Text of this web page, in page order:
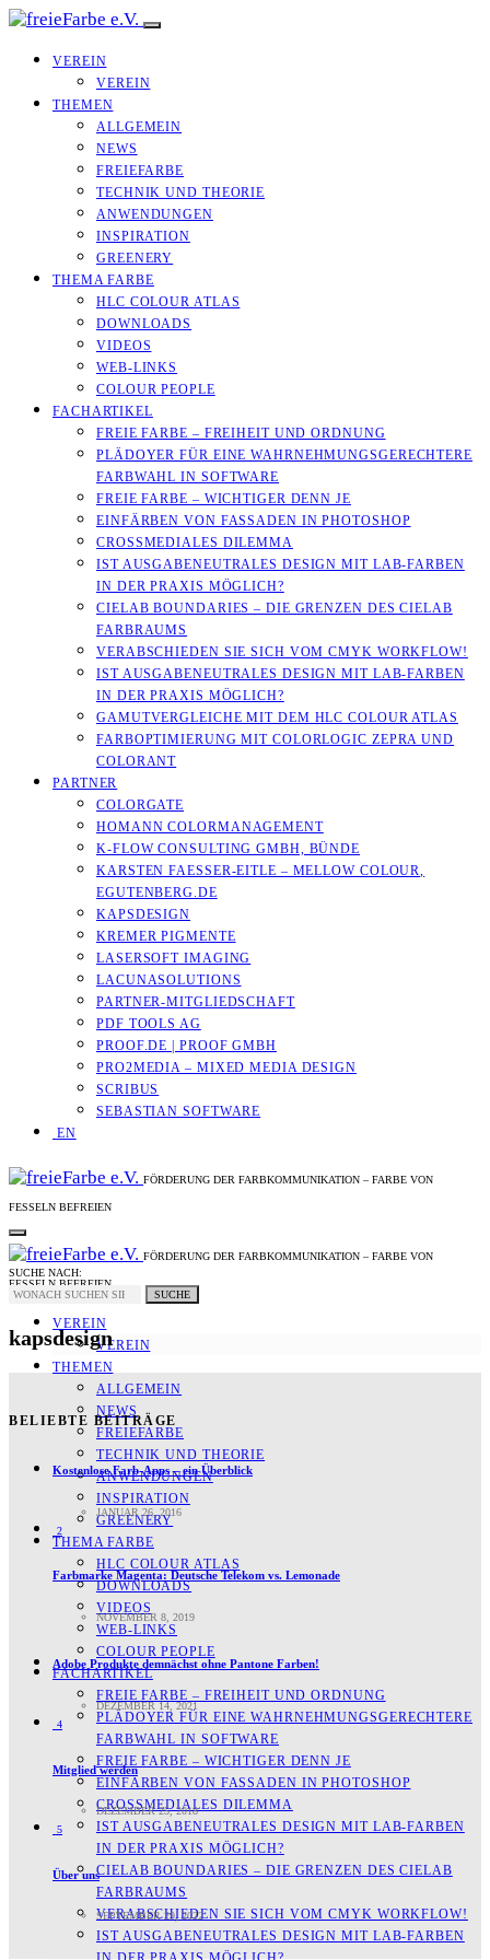
VEREIN
VEREIN
THEMEN
ALLGEMEIN
NEWS
FREIEFARBE
TECHNIK UND THEORIE
ANWENDUNGEN
INSPIRATION
GREENERY
THEMA FARBE
HLC COLOUR ATLAS
DOWNLOADS
VIDEOS
WEB-LINKS
COLOUR PEOPLE
FACHARTIKEL
FREIE FARBE – FREIHEIT UND ORDNUNG
PLÄDOYER FÜR EINE WAHRNEHMUNGS­­GERECHTERE
FARBWAHL IN SOFTWARE
FREIE FARBE – WICHTIGER DENN JE
EINFÄRBEN VON FASSADEN IN PHOTOSHOP
CROSSMEDIALES DILEMMA
IST AUSGABENEUTRALES DESIGN MIT LAB-FARBEN
IN DER PRAXIS MÖGLICH?
CIELAB BOUNDARIES – DIE GRENZEN DES CIELAB
FARBRAUMS
VERABSCHIEDEN SIE SICH VOM CMYK WORKFLOW!
IST AUSGABENEUTRALES DESIGN MIT LAB-FARBEN
IN DER PRAXIS MÖGLICH?
GAMUTVERGLEICHE MIT DEM HLC COLOUR ATLAS
FARBOPTIMIERUNG MIT COLORLOGIC ZEPRA UND
COLORANT
PARTNER
COLORGATE
HOMANN COLORMANAGEMENT
K-FLOW CONSULTING GMBH, BÜNDE
KARSTEN FAESSER-EITLE – MELLOW COLOUR, E
GUTENBERG.DE
KAPSDESIGN
KREMER PIGMENTE
LASERSOFT IMAGING
LACUNASOLUTIONS
PARTNER-MITGLIEDSCHAFT
PDF TOOLS AG
PROOF.DE | PROOF GMBH
PRO2MEDIA – MIXED MEDIA DESIGN
SCRIBUS
SEBASTIAN SOFTWARE
EN
FÖRDERUNG DER FARBKOMMUNIKATION – FARBE VON
FESSELN BEFREIEN
FÖRDERUNG DER FARBKOMMUNIKATION – FARBE VON
FESSELN BEFREIEN
VEREIN
VEREIN
THEMEN
ALLGEMEIN
NEWS
FREIEFARBE
TECHNIK UND THEORIE
ANWENDUNGEN
INSPIRATION
GREENERY
THEMA FARBE
HLC COLOUR ATLAS
DOWNLOADS
VIDEOS
WEB-LINKS
COLOUR PEOPLE
FACHARTIKEL
FREIE FARBE – FREIHEIT UND ORDNUNG
PLÄDOYER FÜR EINE WAHRNEHMUNGS­­GERECHTERE
FARBWAHL IN SOFTWARE
FREIE FARBE – WICHTIGER DENN JE
EINFÄRBEN VON FASSADEN IN PHOTOSHOP
CROSSMEDIALES DILEMMA
IST AUSGABENEUTRALES DESIGN MIT LAB-FARBEN
IN DER PRAXIS MÖGLICH?
CIELAB BOUNDARIES – DIE GRENZEN DES CIELAB
FARBRAUMS
VERABSCHIEDEN SIE SICH VOM CMYK WORKFLOW!
IST AUSGABENEUTRALES DESIGN MIT LAB-FARBEN
SUCHE NACH:
SUCHE
kapsdesign
BELIEBTE BEITRÄGE
Kostenlose Farb-Apps – ein Überblick
JANUAR 26, 2016
2
Farbmarke Magenta: Deutsche Telekom vs. Lemonade
NOVEMBER 8, 2019
Adobe Produkte demnächst ohne Pantone Farben!
DEZEMBER 14, 2021
4
Mitglied werden
DEZEMBER 25, 2018
5
Über uns
SEPTEMBER 29, 2022